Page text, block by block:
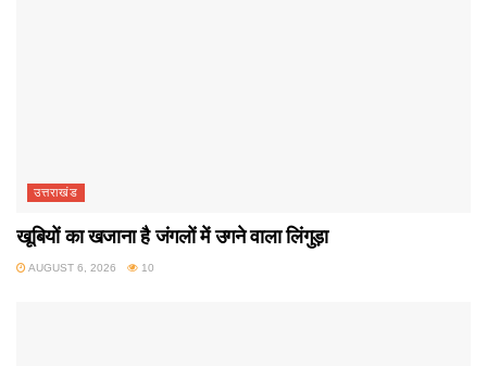
उत्तराखंड
खूबियों का खजाना है जंगलों में उगने वाला लिंगुड़ा
AUGUST 6, 2026 10